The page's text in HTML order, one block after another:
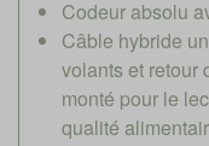
Codeur absolu
Câble hybride
volants et retour
monté pour le
qualité